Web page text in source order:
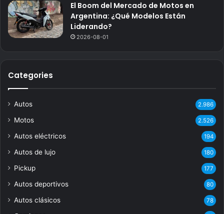
El Boom del Mercado de Motos en
Argentina: ¿Qué Modelos Están
Liderando?
2026-08-01
Categories
Autos 2.986
Motos 2.526
Autos eléctricos 194
Autos de lujo 180
Pickup 177
Autos deportivos 80
Autos clásicos 78